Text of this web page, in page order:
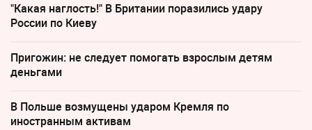
"Какая наглость!" В Британии поразились удару
России по Киеву
Пригожин: не следует помогать взрослым детям
деньгами
В Польше возмущены ударом Кремля по
иностранным активам